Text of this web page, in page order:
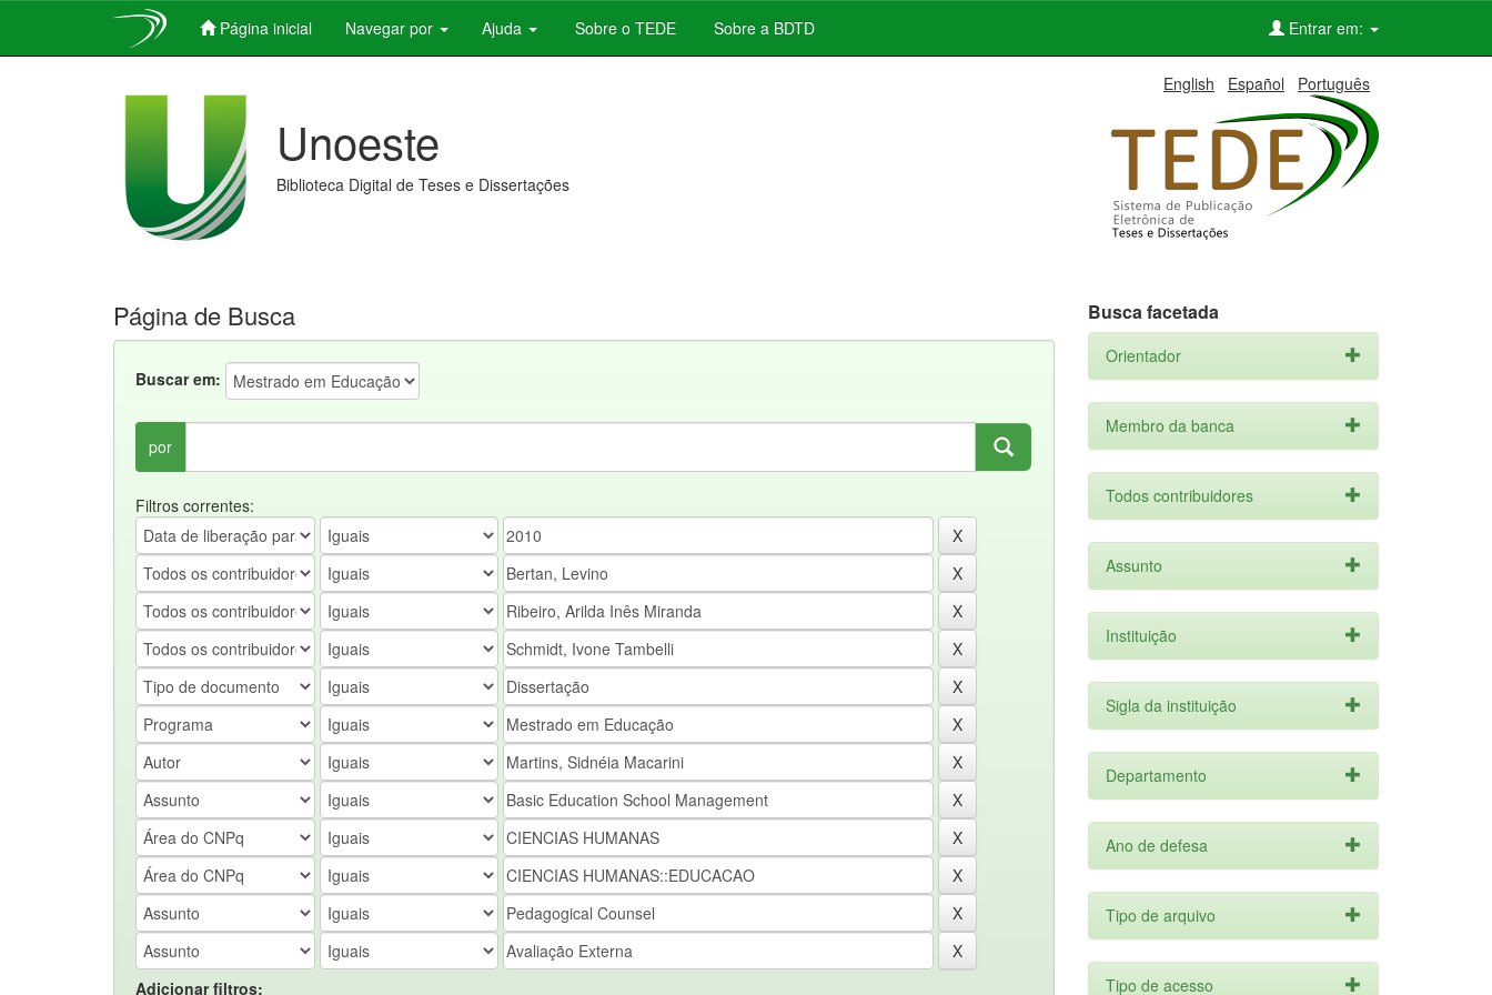
Página inicial Navegar por Ajuda Sobre o TEDE Sobre a BDTD Entrar em:
English Español Português
Unoeste
Biblioteca Digital de Teses e Dissertações
Página de Busca
Buscar em:
por
Filtros correntes:
Adicionar filtros:
Busca facetada
Orientador
Membro da banca
Todos contribuidores
Assunto
Instituição
Sigla da instituição
Departamento
Ano de defesa
Tipo de arquivo
Tipo de acesso